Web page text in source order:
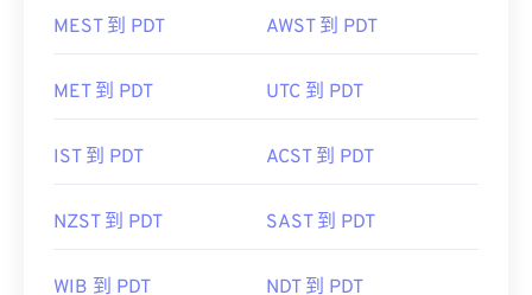
MEST 到 PDT AWST 到 PDT
MET 到 PDT UTC 到 PDT
IST 到 PDT ACST 到 PDT
NZST 到 PDT SAST 到 PDT
WIB 到 PDT NDT 到 PDT